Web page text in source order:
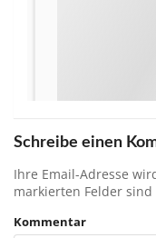
Schreibe einen
Ihre Email-Adresse
markierten Felder
Kommentar